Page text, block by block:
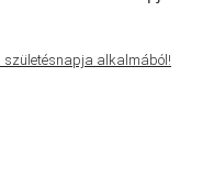
születésnapja alkalmából!